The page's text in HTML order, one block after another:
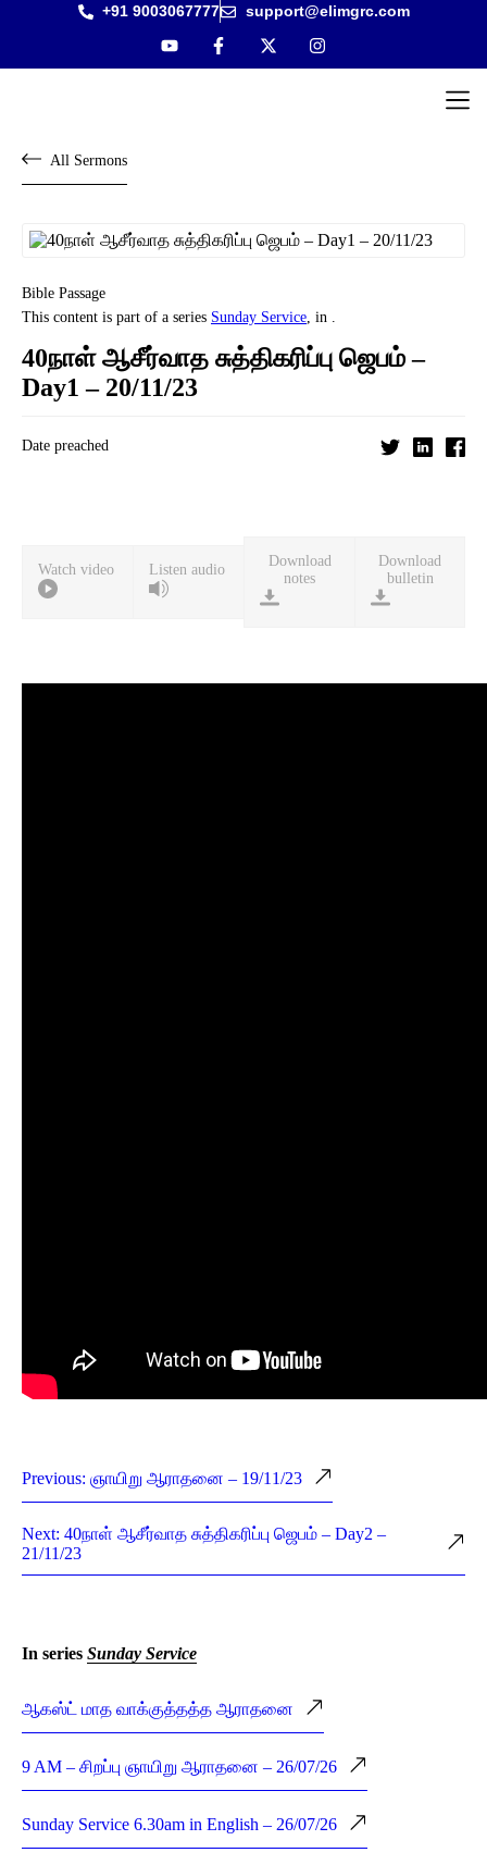
+91 9003067777 support@elimgrc.com
All Sermons
Bible Passage
This content is part of a series Sunday Service , in .
40நாள் ஆசீர்வாத சுத்திகரிப்பு ஜெபம் –
Day1 – 20/11/23
Date preached
Watch video Listen audio
Download
notes
Download
bulletin
Previous: ஞாயிறு ஆராதனை – 19/11/23
Next: 40நாள் ஆசீர்வாத சுத்திகரிப்பு ஜெபம் – Day2 –
21/11/23
In series Sunday Service
ஆகஸ்ட் மாத வாக்குத்தத்த ஆராதனை
9 AM – சிறப்பு ஞாயிறு ஆராதனை – 26/07/26
Sunday Service 6.30am in English – 26/07/26